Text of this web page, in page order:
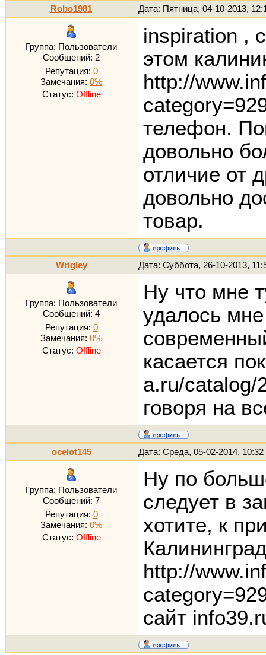
Robo1981 Дата: Пятница, 04-10-2013,
Группа: Пользователи
Сообщений: 2
Репутация: 0
Замечания: 0%
Статус: Offline
inspiration ,
этом
http://
телефон.
довольно
отличие от
довольно
товар.
Wrigley Дата: Суббота, 26-10-2013,
Группа: Пользователи
Сообщений: 4
Репутация: 0
Замечания: 0%
Статус: Offline
Ну что мне
удалось
касается
a.ru/catalog/
говоря на
ocelot145 Дата: Среда, 05-02-2014,
Группа: Пользователи
Сообщений: 7
Репутация: 0
Замечания: 0%
Статус: Offline
Ну по
следует в
хотите, к
http://
сайт